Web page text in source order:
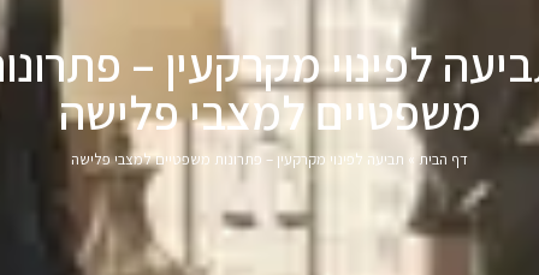
לפינוי מקרקעין –
משפטיים למצבי פלישה
דף הבית » תביעה לפינוי מקרקעין – פתרונות משפטיים למצבי פלישה